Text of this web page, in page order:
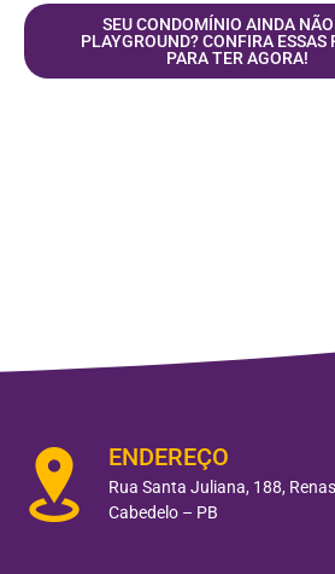
SEU CONDOMÍNIO AINDA
PLAYGROUND? CONFIRA ESSAS
PARA TER AGORA!
ENDEREÇO
Rua Santa Juliana, 188,
Cabedelo – PB